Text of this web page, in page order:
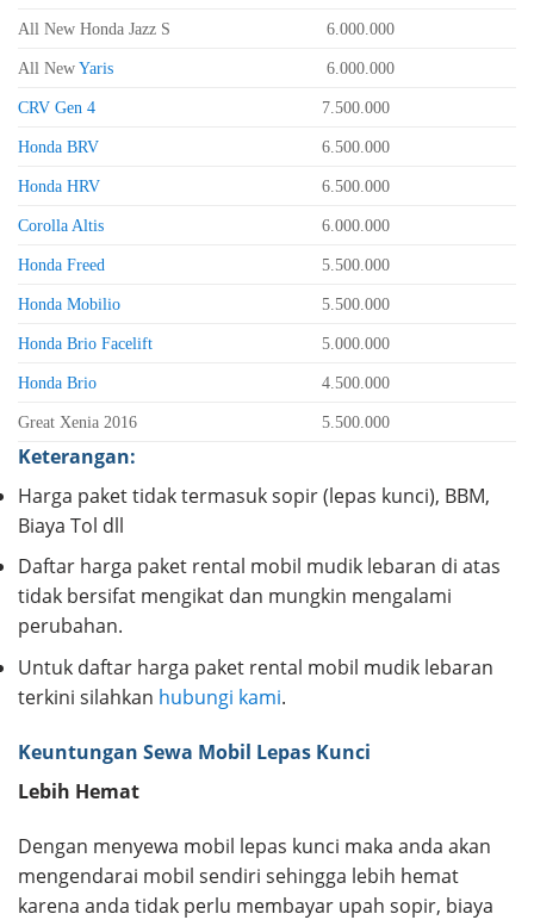
All New Honda Jazz S 6.000.000
All NewYaris 6.000.000
CRV Gen 4 7.500.000
Honda BRV 6.500.000
Honda HRV 6.500.000
Corolla Altis 6.000.000
Honda Freed 5.500.000
Honda Mobilio 5.500.000
Honda Brio Facelift 5.000.000
Honda Brio 4.500.000
Great Xenia 2016 5.500.000
Keterangan:
Harga paket tidak termasuk sopir (lepas kunci), BBM,
Biaya Tol dll
Daftar harga paket rental mobil mudik lebaran di atas
tidak bersifat mengikat dan mungkin mengalami
perubahan.
Untuk daftar harga paket rental mobil mudik lebaran
terkini silahkan hubungi kami.
Keuntungan Sewa Mobil Lepas Kunci
Lebih Hemat
Dengan menyewa mobil lepas kunci maka anda akan
mengendarai mobil sendiri sehingga lebih hemat
karena anda tidak perlu membayar upah sopir, biaya